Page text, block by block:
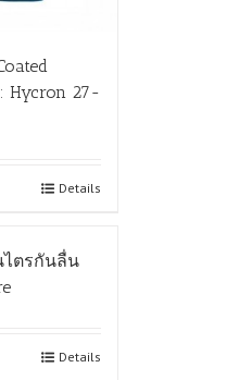
Hycron 27-
Details
ไตรกันลื่น
Details